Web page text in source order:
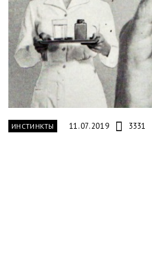
ИНСТИНКТЫ 11.07.2019 3331